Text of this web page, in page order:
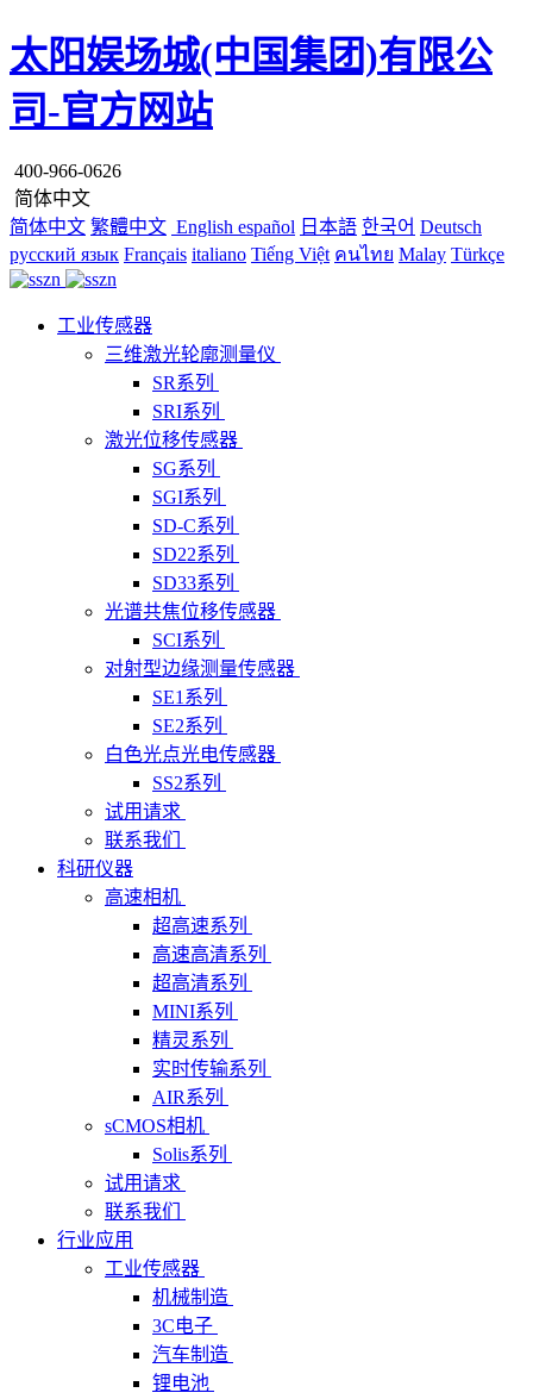
太阳娱场城(中国集团)有限公
司-官方网站
400-966-0626
简体中文
简体中文 繁體中文 English español 日本語 한국어 Deutsch
русский язык Français italiano Tiếng Việt คนไทย Malay Türkçe
工业传感器
三维激光轮廓测量仪
SR系列
SRI系列
激光位移传感器
SG系列
SGI系列
SD-C系列
SD22系列
SD33系列
光谱共焦位移传感器
SCI系列
对射型边缘测量传感器
SE1系列
SE2系列
白色光点光电传感器
SS2系列
试用请求
联系我们
科研仪器
高速相机
超高速系列
高速高清系列
超高清系列
MINI系列
精灵系列
实时传输系列
AIR系列
sCMOS相机
Solis系列
试用请求
联系我们
行业应用
工业传感器
机械制造
3C电子
汽车制造
锂电池